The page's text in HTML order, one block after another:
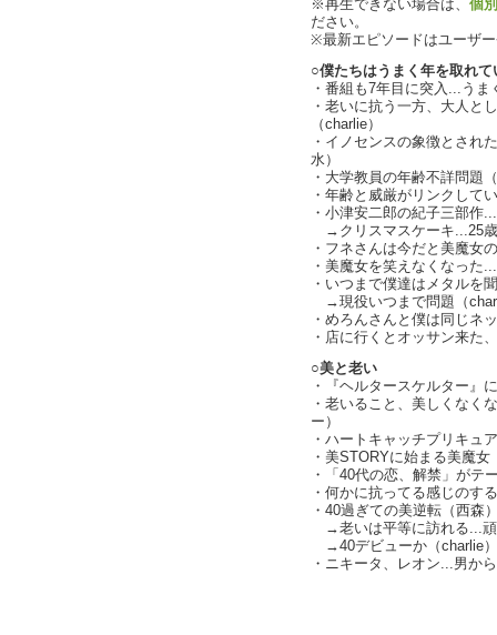
※再生できない場合は、 個
ださい。
※最新エピソードはユーザ
○僕たちはうまく年を取れて
・番組も7年目に突入...う
・老いに抗う一方、大人と
（charlie）
・イノセンスの象徴とされ
水）
・大学教員の年齢不詳問題
・年齢と威厳がリンクして
・小津安二郎の紀子三部作
→クリスマスケーキ...25
・フネさんは今だと美魔女
・美魔女を笑えなくなった
・いつまで僕達はメタルを
→現役いつまで問題（
・めろんさんと僕は同じネ
・店に行くとオッサン来た
○美と老い
・『ヘルタースケルター』
・老いること、美しくなく
ー）
・ハートキャッチプリキュ
・美STORYに始まる美魔女
・「40代の恋、解禁」がテ
・何かに抗ってる感じのす
・40過ぎての美逆転（西森
→老いは平等に訪れる...頑
→40デビューか（charlie）
・ニキータ、レオン...男か